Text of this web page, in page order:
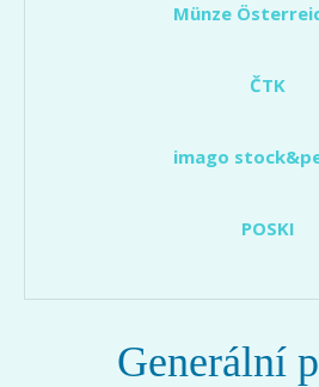
Münze
ČTK
imago
POSKI
Generální